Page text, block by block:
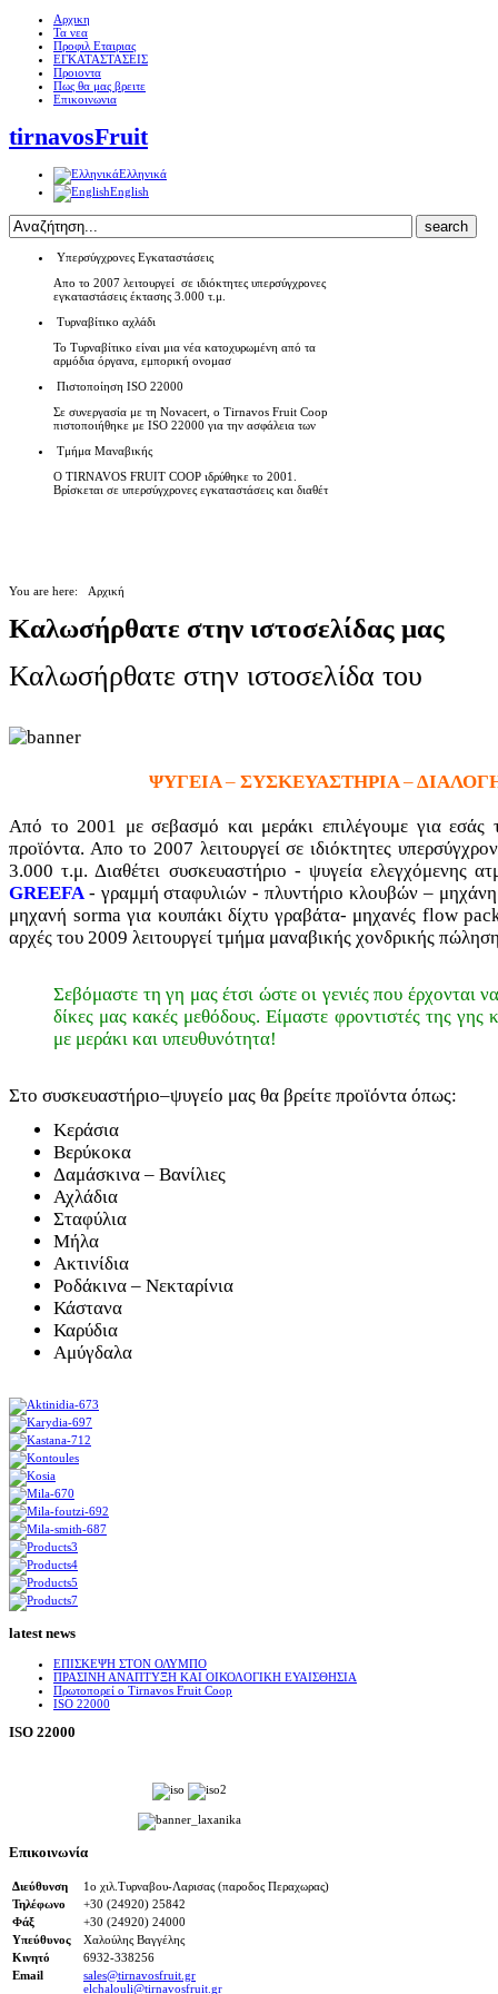
Αρχικη
Τα νεα
Προφιλ Εταιριας
ΕΓΚΑΤΑΣΤΑΣΕΙΣ
Προιοντα
Πως θα μας βρειτε
Επικοινωνια
tirnavosFruit
Ελληνικά
English
Υπερσύγχρονες Εγκαταστάσεις
Απο το 2007 λειτουργεί σε ιδιόκτητες υπερσύγχρονες
εγκαταστάσεις έκτασης 3.000 τ.μ.
Τυρναβίτικο αχλάδι
Το Τυρναβίτικο είναι μια νέα κατοχυρωμένη από τα
αρμόδια όργανα, εμπορική ονομασ
Πιστοποίηση ISO 22000
Σε συνεργασία με τη Novacert, o Tirnavos Fruit Coop
πιστοποιήθηκε με ISO 22000 για την ασφάλεια των
Τμήμα Μαναβικής
Ο TIRNAVOS FRUIT COOP ιδρύθηκε το 2001.
Βρίσκεται σε υπερσύγχρονες εγκαταστάσεις και διαθέτ
You are here: Αρχική
Καλωσήρθατε στην ιστοσελίδας μας
Καλωσήρθατε στην ιστοσελίδα του
ΨΥΓΕΙΑ– ΣΥΣΚΕΥΑΣΤΗΡΙΑ–
Από το 2001 με σεβασμό και μεράκι επιλέγουμε για εσάς
προϊόντα. Απο το 2007 λειτουργεί σε ιδιόκτητες
3.000 τ.μ. Διαθέτει συσκευαστήριο - ψυγεία ελεγχόμενης
GREEFA- γραμμή σταφυλιών - πλυντήριο κλουβών –
μηχανή sorma για κουπάκι δίχτυ γραβάτα- μηχανές flow
αρχές του 2009 λειτουργεί τμήμα μαναβικής χονδρικής
Σεβόμαστε τη γη μας έτσι ώστε οι γενιές που έρχονται
δίκες μας κακές μεθόδους. Είμαστε φροντιστές της γης
με μεράκι και υπευθυνότητα!
Στο συσκευαστήριο–ψυγείο μας θα βρείτε προϊόντα όπως:
Κεράσια
Βερύκοκα
Δαμάσκινα – Βανίλιες
Αχλάδια
Σταφύλια
Μήλα
Ακτινίδια
Ροδάκινα – Νεκταρίνια
Κάστανα
Καρύδια
Αμύγδαλα
latest news
ΕΠΙΣΚΕΨΗ ΣΤΟΝ ΟΛΥΜΠΟ
ΠΡΑΣΙΝΗ ΑΝΑΠΤΥΞΗ ΚΑΙ ΟΙΚΟΛΟΓΙΚΗ ΕΥΑΙΣΘΗΣΙΑ
Πρωτοπορεί ο Tirnavos Fruit Coop
ISO 22000
ISO 22000
Επικοινωνία
Διεύθυνση
1ο χιλ.Τυρναβου-Λαρισας (παροδος Περαχωρας)
Τηλέφωνο
+30 (24920) 25842
Φάξ
+30 (24920) 24000
Υπεύθυνος
Χαλούλης Βαγγέλης
Κινητό
6932-338256
Email
sales@tirnavosfruit.gr
elchalouli@tirnavosfruit.gr